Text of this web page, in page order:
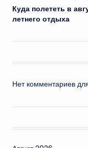
Куда полететь в
летнего отдыха
Нет комментариев